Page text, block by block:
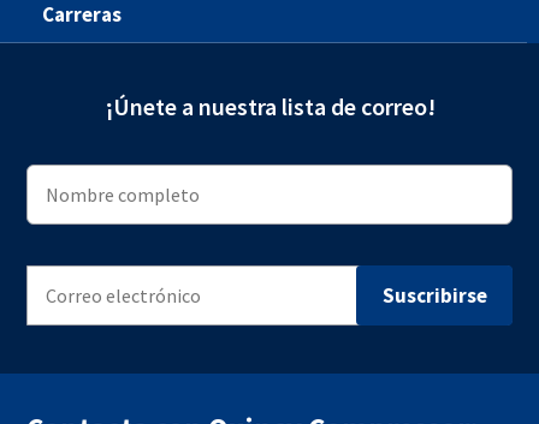
Carreras
¡Únete a nuestra lista de correo!